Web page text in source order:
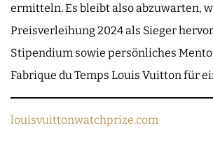
ermitteln. Es bleibt also abzuwarten,
Preisverleihung 2024 als Sieger
Stipendium sowie persönliches
Fabrique du Temps Louis Vuitton für
louisvuittonwatchprize.com